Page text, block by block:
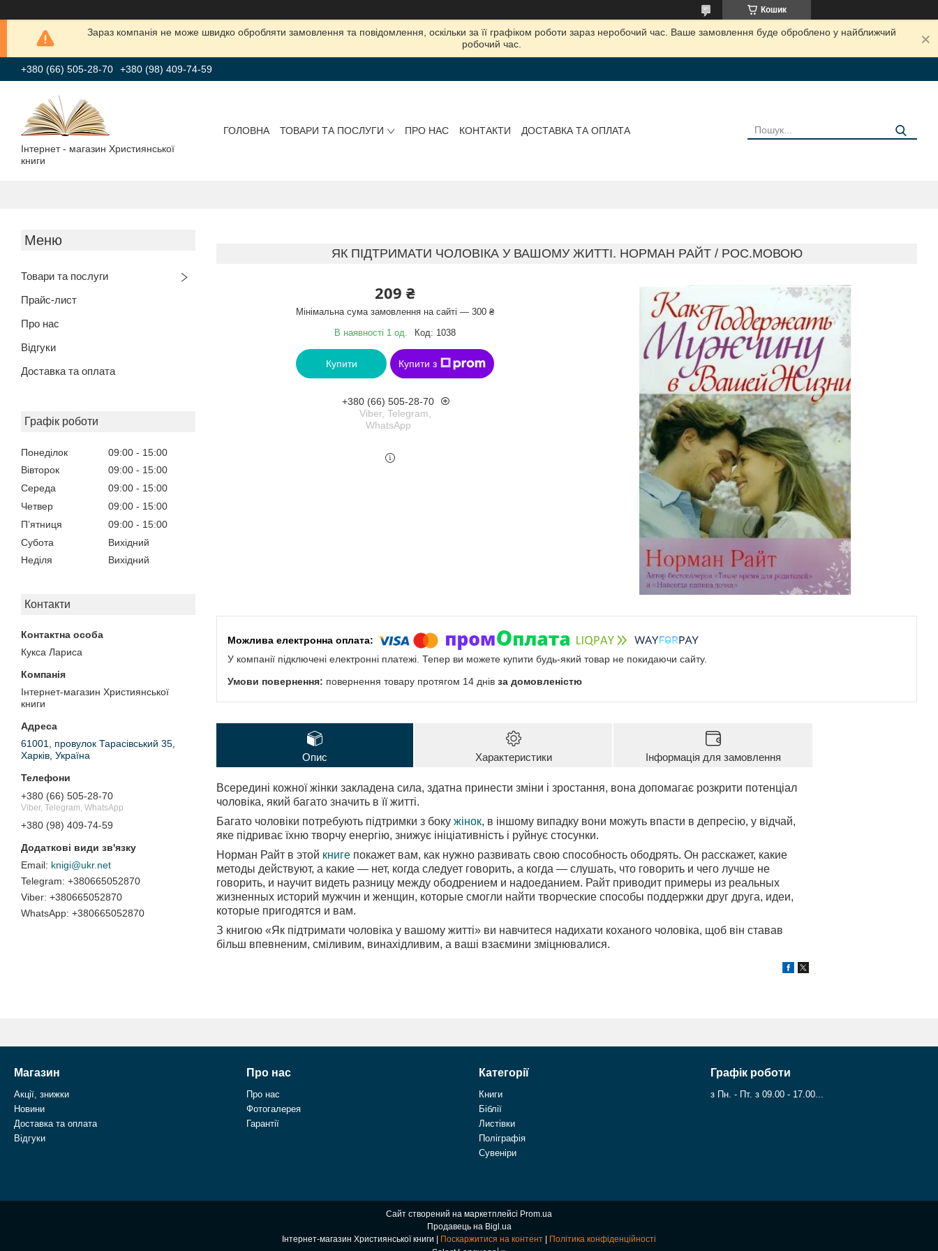
Кошик
Зараз компанія не може швидко обробляти замовлення та повідомлення, оскільки за її графіком роботи зараз неробочий час. Ваше замовлення буде оброблено у найближчий
робочий час.
+380 (66) 505-28-70 +380 (98) 409-74-59
Інтернет - магазин Християнської
книги
ГОЛОВНА ТОВАРИ ТА ПОСЛУГИ ПРО НАС КОНТАКТИ ДОСТАВКА ТА ОПЛАТА
Товари та послуги
Прайс-лист
Про нас
Відгуки
Доставка та оплата
Графік роботи
Понеділок 09:00
15:00
Вівторок
09:00
15:00
Середа
09:00
15:00
Четвер
09:00
15:00
Пʼятниця
09:00
15:00
Субота
Вихідний
Неділя
Вихідний
Контакти
Кукса Лариса
Інтернет-магазин Християнської
книги
61001, провулок Тарасівський 35,
Харків, Україна
+380 (66) 505-28-70
Viber, Telegram, WhatsApp
+380 (98) 409-74-59
knigi@ukr.net
+380665052870
+380665052870
+380665052870
ЯК ПІДТРИМАТИ ЧОЛОВІКА У ВАШОМУ ЖИТТІ. НОРМАН РАЙТ / РОС.МОВОЮ
209 ₴
Мінімальна сума замовлення на сайті — 300 ₴
В наявності 1 од.
Код: 1038
Купити Купити з
+380 (66) 505-28-70
Viber, Telegram,
WhatsApp
У компанії підключені електронні платежі. Тепер ви можете купити будь-який товар не покидаючи сайту.
повернення товару протягом 14 днів за домовленістю
Опис Характеристики Інформація для замовлення
Всередині кожної жінки закладена сила, здатна принести зміни і зростання, вона допомагає розкрити потенціал
чоловіка, який багато значить в її житті.
Багато чоловіки потребують підтримки з боку жінок, в іншому випадку вони можуть впасти в депресію, у відчай,
яке підриває їхню творчу енергію, знижує ініціативність і руйнує стосунки.
Норман Райт в этой книге покажет вам, как нужно развивать свою способность ободрять. Он расскажет, какие
методы действуют, а какие — нет, когда следует говорить, а когда — слушать, что говорить и чего лучше не
говорить, и научит видеть разницу между ободрением и надоеданием. Райт приводит примеры из реальных
жизненных историй мужчин и женщин, которые смогли найти творческие способы поддержки друг друга, идеи,
которые пригодятся и вам.
З книгою «Як підтримати чоловіка у вашому житті» ви навчитеся надихати коханого чоловіка, щоб він ставав
більш впевненим, сміливим, винахідливим, а ваші взаємини зміцнювалися.
Магазин
Акції, знижки
Новини
Доставка та оплата
Відгуки
Про нас
Про нас
Фотогалерея
Гарантії
Категорії
Книги
Біблії
Листівки
Поліграфія
Сувеніри
Графік роботи
з Пн. - Пт. з 09.00 - 17.00...
Сайт створений на маркетплейсі Prom.ua
Продавець на Bigl.ua
Поскаржитися на контент
Політика конфіденційності